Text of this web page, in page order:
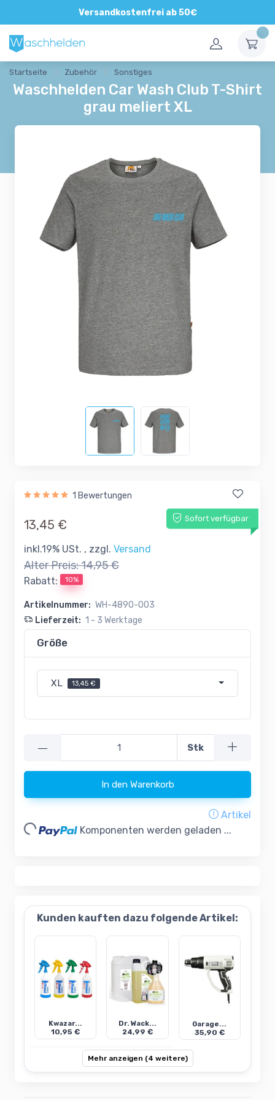
Versandkostenfrei ab 50€
Startseite Zubehör Sonstiges
Waschhelden Car Wash Club T-Shirt
grau meliert XL
1 Bewertungen
Sofort verfügbar
13,45 €
inkl.19% USt. , zzgl. Versand
Alter Preis:14,95 €
Rabatt: 10%
Artikelnummer: WH-4890-003
Lieferzeit: 1 - 3 Werktage
Größe
XL 13,45 €
— Stk
In den Warenkorb
Artikel
Komponenten werden geladen ...
Kunden kauften dazu folgende Artikel:
Kwazar...
10,95 €
Dr. Wack...
24,99 €
Garage...
35,90 €
Mehr anzeigen (4 weitere)